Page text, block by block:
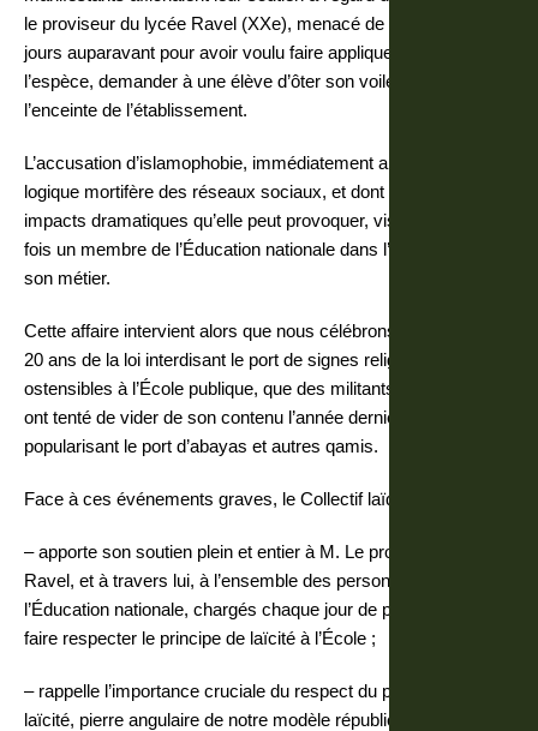
le proviseur du lycée Ravel (XXe), menacé de mort quelques
jours auparavant pour avoir voulu faire appliquer la loi : en
l’espèce, demander à une élève d’ôter son voile dans
l’enceinte de l’établissement.
L’accusation d’islamophobie, immédiatement amplifiée par la
logique mortifère des réseaux sociaux, et dont on connaît les
impacts dramatiques qu’elle peut provoquer, vise encore une
fois un membre de l’Éducation nationale dans l’exercice de
son métier.
Cette affaire intervient alors que nous célébrons ce mois-ci les
20 ans de la loi interdisant le port de signes religieux
ostensibles à l’École publique, que des militants incendiaires
ont tenté de vider de son contenu l’année dernière en
popularisant le port d’abayas et autres qamis.
Face à ces événements graves, le Collectif laïque national :
– apporte son soutien plein et entier à M. Le proviseur du lycée
Ravel, et à travers lui, à l’ensemble des personnels de
l’Éducation nationale, chargés chaque jour de promouvoir et de
faire respecter le principe de laïcité à l’École ;
– rappelle l’importance cruciale du respect du principe de
laïcité, pierre angulaire de notre modèle républicain ;